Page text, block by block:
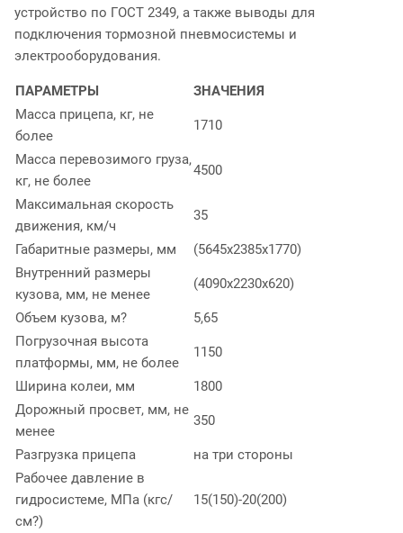
устройство по ГОСТ 2349, а также выводы для
подключения тормозной пневмосистемы и
электрооборудования.
ПАРАМЕТРЫ
ЗНАЧЕНИЯ
Масса прицепа, кг, не
более
1710
Масса перевозимого груза,
кг, не более
4500
Максимальная скорость
движения, км/ч
35
Габаритные размеры, мм
(5645x2385x1770)
Внутренний размеры
кузова, мм, не менее
(4090x2230x620)
Объем кузова, м?
5,65
Погрузочная высота
платформы, мм, не более
1150
Ширина колеи, мм
1800
Дорожный просвет, мм, не
менее
350
Разгрузка прицепа
на три стороны
Рабочее давление в
гидросистеме, МПа (кгс/
см?)
15(150)-20(200)